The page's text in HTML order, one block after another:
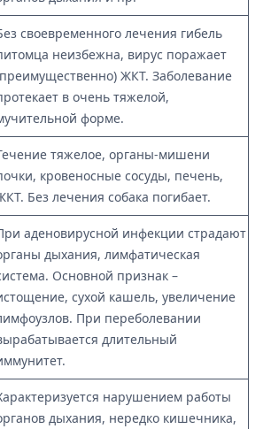
своевременного лечения гибель
неизбежна, вирус поражает
ЖКТ. Заболевание
в очень тяжелой,
форме.
тяжелое, органы-мишени
кровеносные сосуды, печень,
Без лечения собака погибает.
аденовирусной инфекции страдают
дыхания, лимфатическая
Основной признак –
сухой кашель, увеличение
При переболевании
длительный
нарушением работы
дыхания, нередко кишечника,